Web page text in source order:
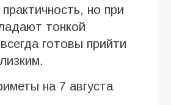
но при
тонкой
готовы прийти
на 7 августа